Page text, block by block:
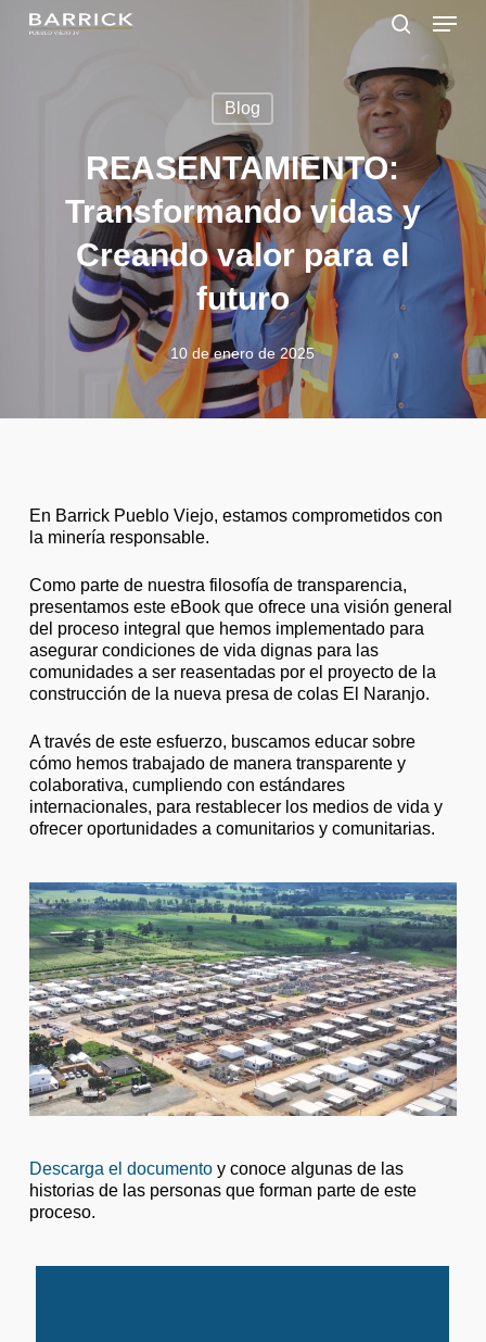
Skip
Menu
Blog
REASENTAMIENTO:
Transformando vidas y
Creando valor para el
futuro
10 de enero de 2025
En Barrick Pueblo Viejo, estamos comprometidos con
la minería responsable.
Como parte de nuestra filosofía de transparencia,
presentamos este eBook que ofrece una visión general
del proceso integral que hemos implementado para
asegurar condiciones de vida dignas para las
comunidades a ser reasentadas por el proyecto de la
construcción de la nueva presa de colas El Naranjo.
A través de este esfuerzo, buscamos educar sobre
cómo hemos trabajado de manera transparente y
colaborativa, cumpliendo con estándares
internacionales, para restablecer los medios de vida y
ofrecer oportunidades a comunitarios y comunitarias.
Descarga el documentoy conoce algunas de las
historias de las personas que forman parte de este
proceso.
Close
Menu